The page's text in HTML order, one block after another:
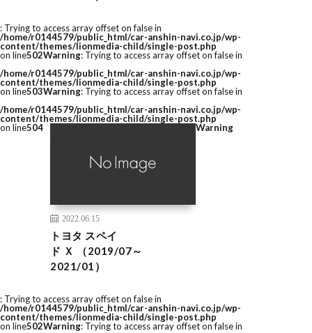
: Trying to access array offset on false in
/home/r0144579/public_html/car-anshin-navi.co.jp/wp-
content/themes/lionmedia-child/single-post.php
on line502Warning: Trying to access array offset on false in
/home/r0144579/public_html/car-anshin-navi.co.jp/wp-
content/themes/lionmedia-child/single-post.php
on line503Warning: Trying to access array offset on false in
/home/r0144579/public_html/car-anshin-navi.co.jp/wp-
content/themes/lionmedia-child/single-post.php
on line504
2022.06.15
トヨタ スペイ
ド Ｘ （2019/07～
2021/01）
Warning
: Trying to access array offset on false in
/home/r0144579/public_html/car-anshin-navi.co.jp/wp-
content/themes/lionmedia-child/single-post.php
on line502Warning: Trying to access array offset on false in